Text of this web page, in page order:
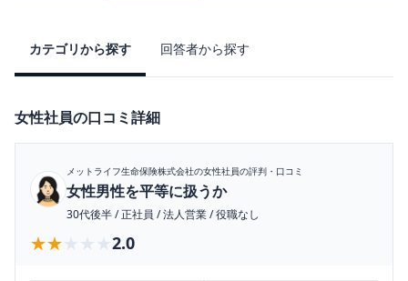
カテゴリから探す 回答者から探す
女性社員の口コミ詳細
メットライフ生命保険株式会社の女性社員の評判・口コミ
女性男性を平等に扱うか
30代後半/正社員 /法人営業/役職なし
★★★★★
★★★★★ 2.0